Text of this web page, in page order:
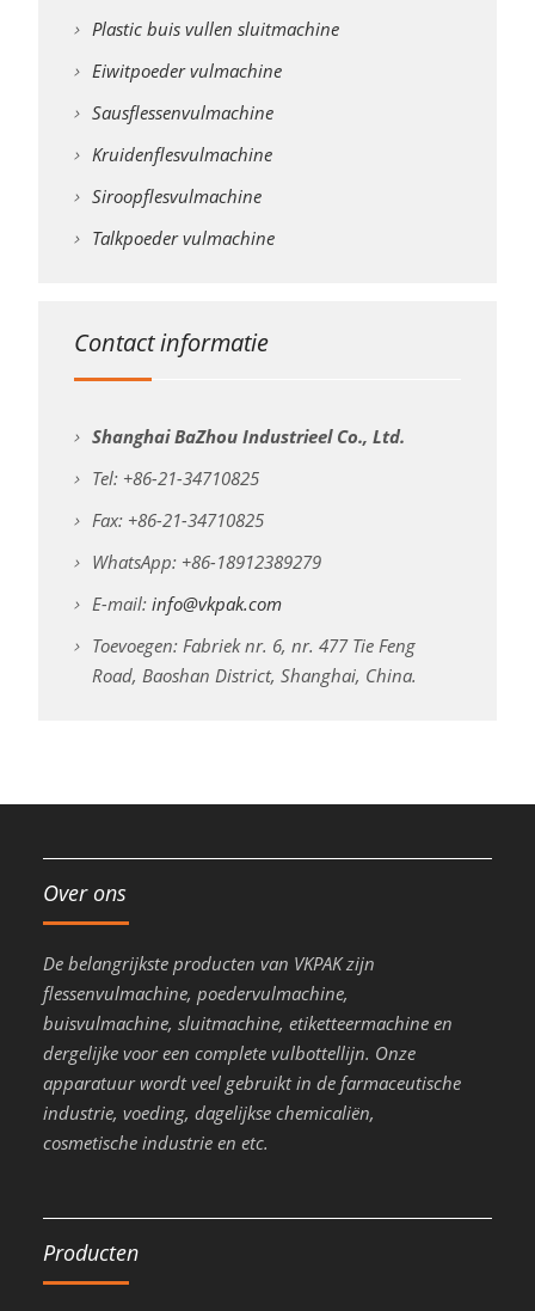
Plastic buis vullen sluitmachine
Eiwitpoeder vulmachine
Sausflessenvulmachine
Kruidenflesvulmachine
Siroopflesvulmachine
Talkpoeder vulmachine
Contact informatie
Shanghai BaZhou Industrieel Co., Ltd.
Tel: +86-21-34710825
Fax: +86-21-34710825
WhatsApp: +86-18912389279
E-mail: info@vkpak.com
Toevoegen: Fabriek nr. 6, nr. 477 Tie Feng
Road, Baoshan District, Shanghai, China.
Over ons
De belangrijkste producten van VKPAK zijn
flessenvulmachine, poedervulmachine,
buisvulmachine, sluitmachine, etiketteermachine en
dergelijke voor een complete vulbottellijn. Onze
apparatuur wordt veel gebruikt in de farmaceutische
industrie, voeding, dagelijkse chemicaliën,
cosmetische industrie en etc.
Producten